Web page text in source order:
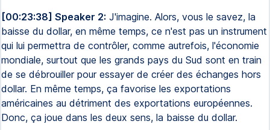
[00:23:38] Speaker 2: J'imagine. Alors, vous le savez, la
baisse du dollar, en même temps, ce n'est pas un instrument
qui lui permettra de contrôler, comme autrefois, l'économie
mondiale, surtout que les grands pays du Sud sont en train
de se débrouiller pour essayer de créer des échanges hors
dollar. En même temps, ça favorise les exportations
américaines au détriment des exportations européennes.
Donc, ça joue dans les deux sens, la baisse du dollar.